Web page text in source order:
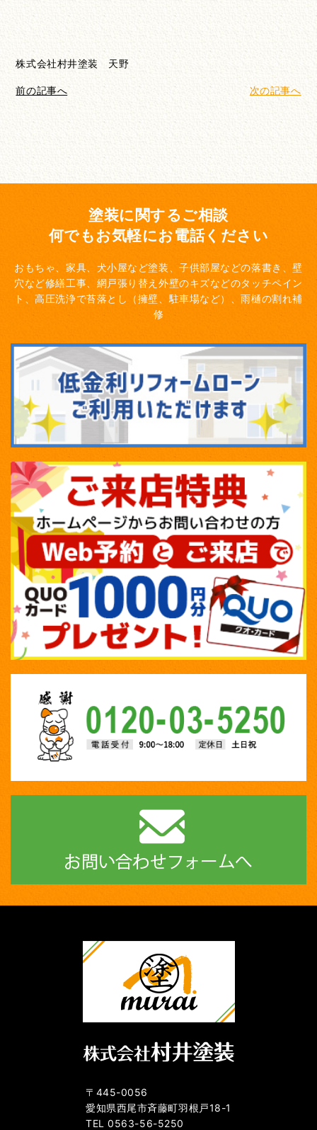
株式会社村井塗装 天野
前の記事へ 次の記事へ
塗装に関するご相談
何でもお気軽にお電話ください
おもちゃ、家具、犬小屋など塗装、子供部屋などの落書き、壁
穴など修繕工事、網戸張り替え 外壁のキズなどのタッチペイン
ト、高圧洗浄で苔落とし（擁壁、駐車場など）、雨樋の割れ補
修
〒445-0056
愛知県西尾市斉藤町羽根戸18-1
TEL 0563-56-5250